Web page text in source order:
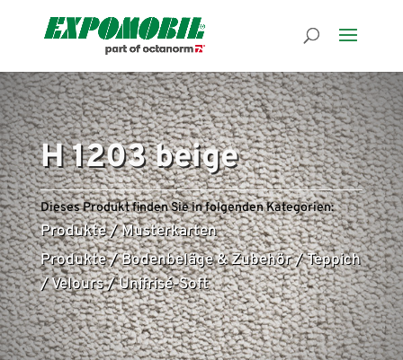
H 1203 beige
Dieses Produkt finden Sie in folgenden Kategorien:
Produkte/Musterkarten
Produkte/Bodenbeläge & Zubehör/Teppich
/Velours/Unifrisé-Soft